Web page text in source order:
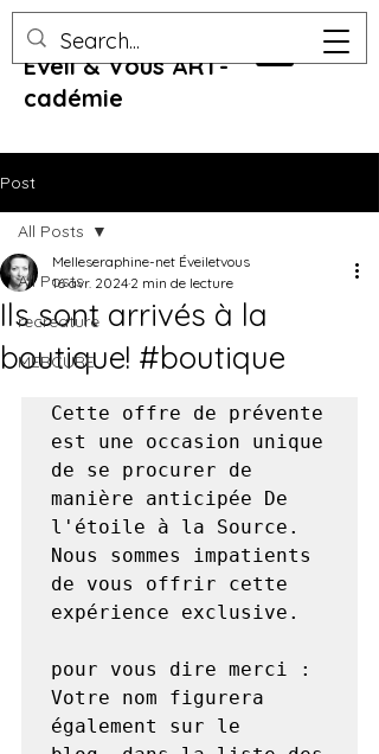
Eveil & Vous ART-
cadémie
Post
All Posts
recreature
MERCURE
All Posts
Ils sont arrivés à la
boutique! #boutique
Melleseraphine-net Éveiletvous
16 avr. 2024 2 min de lecture
Cette offre de prévente
est une occasion unique
de se procurer de
manière anticipée De
l'étoile à la Source.
Nous sommes impatients
de vous offrir cette
expérience exclusive.
pour vous dire merci :
Votre nom figurera
également sur le